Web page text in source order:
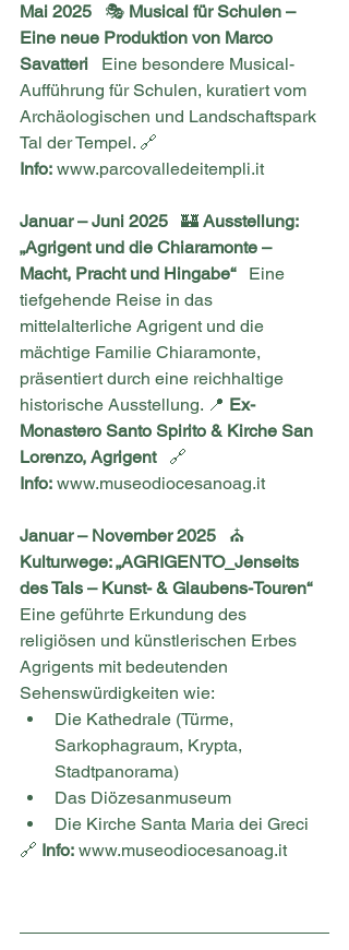
Mai 2025 🎭 Musical für Schulen –
Eine neue Produktion von Marco
Savatteri Eine besondere Musical-
Aufführung für Schulen, kuratiert vom
Archäologischen und Landschaftspark
Tal der Tempel. 🔗
Info: www.parcovalledeitempli.it
Januar – Juni 2025 🏰 Ausstellung:
„Agrigent und die Chiaramonte –
Macht, Pracht und Hingabe“ Eine
tiefgehende Reise in das
mittelalterliche Agrigent und die
mächtige Familie Chiaramonte,
präsentiert durch eine reichhaltige
historische Ausstellung. 📍 Ex-
Monastero Santo Spirito & Kirche San
Lorenzo, Agrigent 🔗
Info: www.museodiocesanoag.it
Januar – November 2025 ⛪
Kulturwege: „AGRIGENTO_Jenseits
des Tals – Kunst- & Glaubens-Touren“
Eine geführte Erkundung des
religiösen und künstlerischen Erbes
Agrigents mit bedeutenden
Sehenswürdigkeiten wie:
Die Kathedrale (Türme,
Sarkophagraum, Krypta,
Stadtpanorama)
Das Diözesanmuseum
Die Kirche Santa Maria dei Greci
🔗 Info: www.museodiocesanoag.it